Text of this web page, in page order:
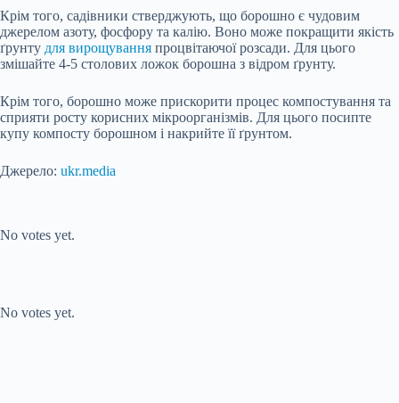
Крім того, садівники стверджують, що борошно є чудовим
джерелом азоту, фосфору та калію. Воно може покращити якість
ґрунту для вирощування процвітаючої розсади. Для цього
змішайте 4-5 столових ложок борошна з відром ґрунту.
Крім того, борошно може прискорити процес компостування та
сприяти росту корисних мікроорганізмів. Для цього посипте
купу компосту борошном і накрийте її ґрунтом.
Джерело: ukr.media
No votes yet.
No votes yet.